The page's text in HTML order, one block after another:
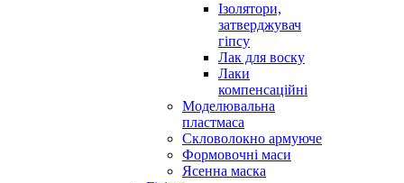
Ізолятори,
затверджувач
гіпсу
Лак для воску
Лаки
компенсаційні
Моделювальна
пластмаса
Скловолокно армуюче
Формовочні маси
Ясенна маска